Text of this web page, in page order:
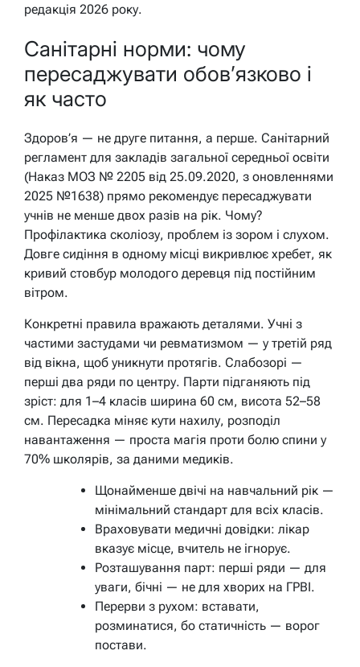
редакція 2026 року.
Санітарні норми: чому
пересаджувати обов’язково і
як часто
Здоров’я — не друге питання, а перше. Санітарний
регламент для закладів загальної середньої освіти
(Наказ МОЗ № 2205 від 25.09.2020, з оновленнями
2025 №1638) прямо рекомендує пересаджувати
учнів не менше двох разів на рік. Чому?
Профілактика сколіозу, проблем із зором і слухом.
Довге сидіння в одному місці викривлює хребет, як
кривий стовбур молодого деревця під постійним
вітром.
Конкретні правила вражають деталями. Учні з
частими застудами чи ревматизмом — у третій ряд
від вікна, щоб уникнути протягів. Слабозорі —
перші два ряди по центру. Парти підганяють під
зріст: для 1–4 класів ширина 60 см, висота 52–58
см. Пересадка міняє кути нахилу, розподіл
навантаження — проста магія проти болю спини у
70% школярів, за даними медиків.
Щонайменше двічі на навчальний рік —
мінімальний стандарт для всіх класів.
Враховувати медичні довідки: лікар
вказує місце, вчитель не ігнорує.
Розташування парт: перші ряди — для
уваги, бічні — не для хворих на ГРВІ.
Перерви з рухом: вставати,
розминатися, бо статичність — ворог
постави.